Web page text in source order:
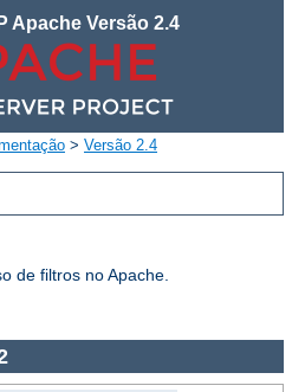
Apache Versão 2.4
> Versão 2.4
de filtros no Apache.